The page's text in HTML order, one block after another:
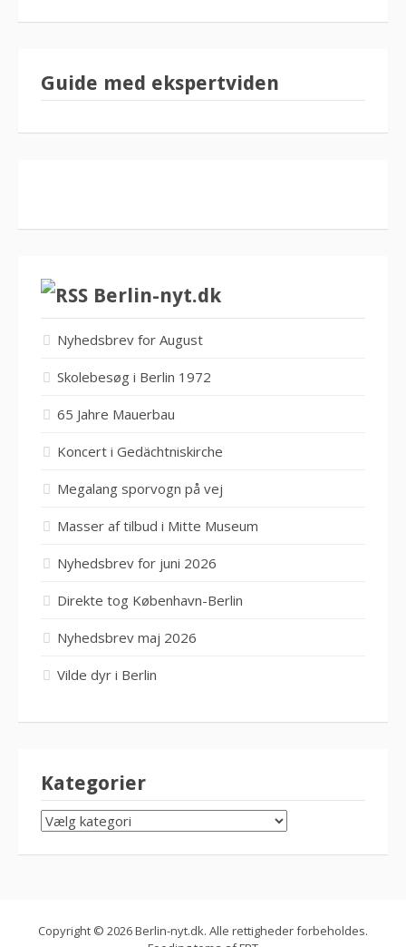
Guide med ekspertviden
Berlin-nyt.dk
Nyhedsbrev for August
Skolebesøg i Berlin 1972
65 Jahre Mauerbau
Koncert i Gedächtniskirche
Megalang sporvogn på vej
Masser af tilbud i Mitte Museum
Nyhedsbrev for juni 2026
Direkte tog København-Berlin
Nyhedsbrev maj 2026
Vilde dyr i Berlin
Kategorier
KATEGORIER
Copyright © 2026 Berlin-nyt.dk. Alle rettigheder forbeholdes.